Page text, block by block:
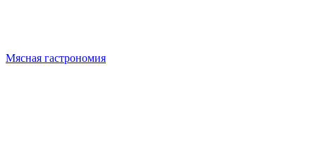
Мясная гастрономия